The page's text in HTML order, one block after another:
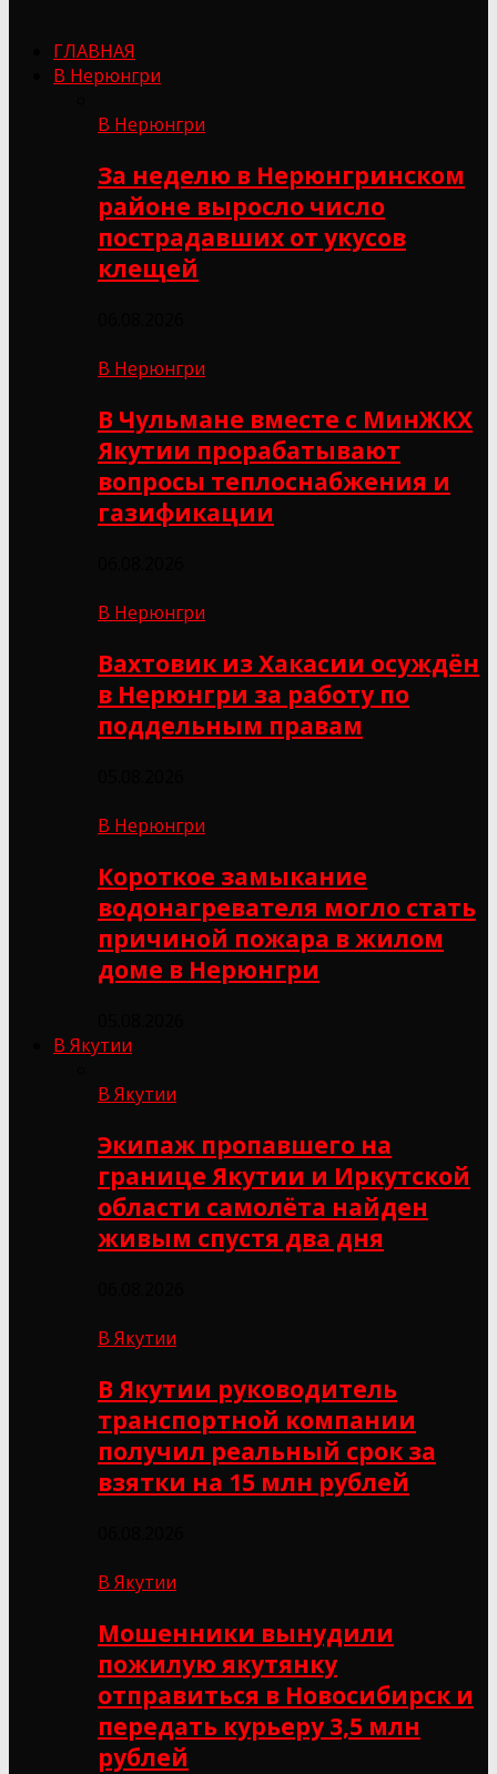
ГЛАВНАЯ
В Нерюнгри
В Нерюнгри
За неделю в Нерюнгринском
районе выросло число
пострадавших от укусов
клещей
В Нерюнгри
В Чульмане вместе с МинЖКХ
Якутии прорабатывают
вопросы теплоснабжения и
газификации
В Нерюнгри
Вахтовик из Хакасии осуждён
в Нерюнгри за работу по
поддельным правам
В Нерюнгри
Короткое замыкание
водонагревателя могло стать
причиной пожара в жилом
доме в Нерюнгри
В Якутии
В Якутии
Экипаж пропавшего на
границе Якутии и Иркутской
области самолёта найден
живым спустя два дня
В Якутии
В Якутии руководитель
транспортной компании
получил реальный срок за
взятки на 15 млн рублей
В Якутии
Мошенники вынудили
пожилую якутянку
отправиться в Новосибирск и
передать курьеру 3,5 млн
рублей